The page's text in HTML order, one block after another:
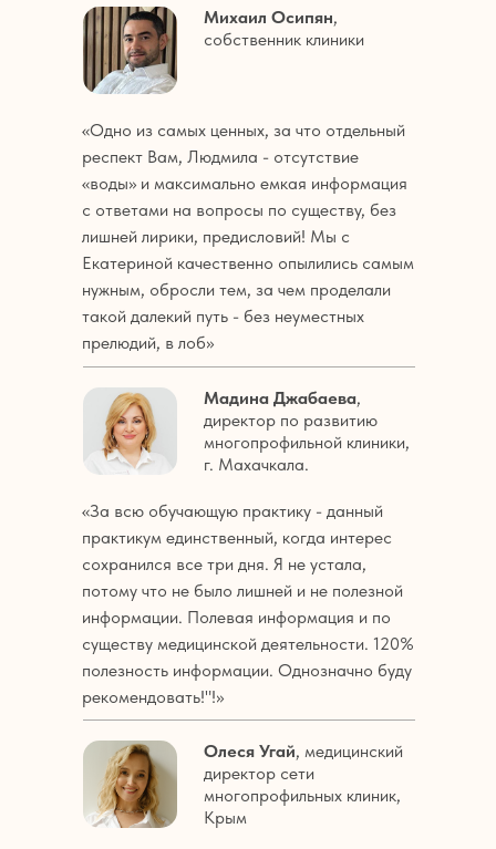
«Одно из самых ценных, за что отдельный
респект Вам, Людмила - отсутствие
«воды» и максимально емкая информация
с ответами на вопросы по существу, без
лишней лирики, предисловий! Мы с
Екатериной качественно опылились самым
нужным, обросли тем, за чем проделали
такой далекий путь - без неуместных
прелюдий, в лоб»
Михаил Осипян,
собственник клиники
«За всю обучающую практику - данный
практикум единственный, когда интерес
сохранился все три дня. Я не устала,
потому что не было лишней и не полезной
информации. Полевая информация и по
существу медицинской деятельности. 120%
полезность информации. Однозначно буду
рекомендовать!"!»
Мадина Джабаева,
директор по развитию
многопрофильной клиники,
г. Махачкала.
Олеся Угай, медицинский
директор сети
многопрофильных клиник,
Крым